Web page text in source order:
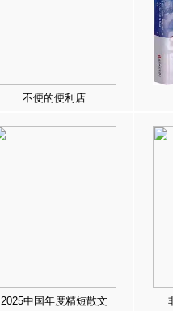
不便的便利店
2025中国年度精短散文